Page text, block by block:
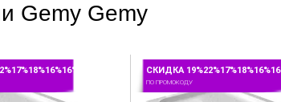
Gemy Gemy
СКИДКА
ПО ПРОМОКОДУ